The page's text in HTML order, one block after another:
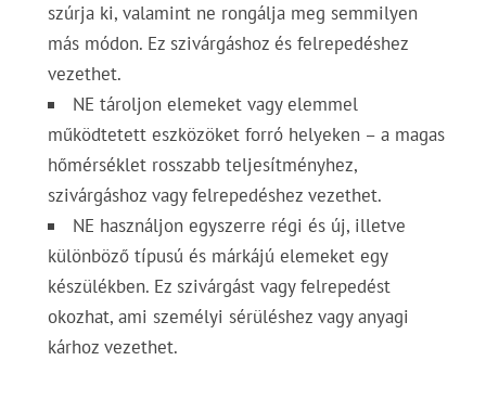
szúrja ki, valamint ne rongálja meg semmilyen
más módon. Ez szivárgáshoz és felrepedéshez
vezethet.
NE tároljon elemeket vagy elemmel
működtetett eszközöket forró helyeken – a magas
hőmérséklet rosszabb teljesítményhez,
szivárgáshoz vagy felrepedéshez vezethet.
NE használjon egyszerre régi és új, illetve
különböző típusú és márkájú elemeket egy
készülékben. Ez szivárgást vagy felrepedést
okozhat, ami személyi sérüléshez vagy anyagi
kárhoz vezethet.